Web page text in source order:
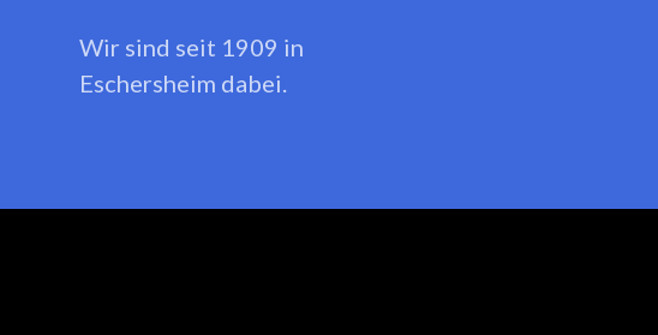
Wir sind seit 1909 in
Eschersheim dabei.